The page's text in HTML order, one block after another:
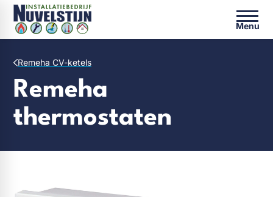
Menu
Remeha CV-ketels
Remeha
thermostaten